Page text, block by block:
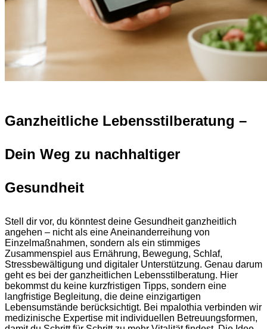
Ganzheitliche Lebensstilberatung –
Dein Weg zu nachhaltiger
Gesundheit
Stell dir vor, du könntest deine Gesundheit ganzheitlich
angehen – nicht als eine Aneinanderreihung von
Einzelmaßnahmen, sondern als ein stimmiges
Zusammenspiel aus Ernährung, Bewegung, Schlaf,
Stressbewältigung und digitaler Unterstützung. Genau darum
geht es bei der ganzheitlichen Lebensstilberatung. Hier
bekommst du keine kurzfristigen Tipps, sondern eine
langfristige Begleitung, die deine einzigartigen
Lebensumstände berücksichtigt. Bei mpalothia verbinden wir
medizinische Expertise mit individuellen Betreuungsformen,